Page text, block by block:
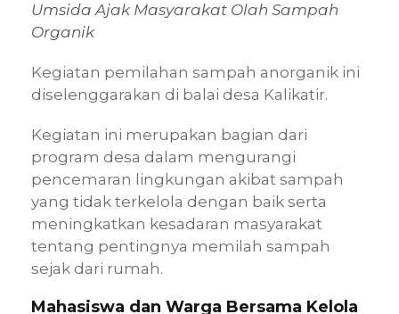
Umsida Ajak Masyarakat Olah Sampah
Organik
Kegiatan pemilahan sampah anorganik ini
diselenggarakan di balai desa Kalikatir.
Kegiatan ini merupakan bagian dari
program desa dalam mengurangi
pencemaran lingkungan akibat sampah
yang tidak terkelola dengan baik serta
meningkatkan kesadaran masyarakat
tentang pentingnya memilah sampah
sejak dari rumah.
Mahasiswa dan Warga Bersama Kelola